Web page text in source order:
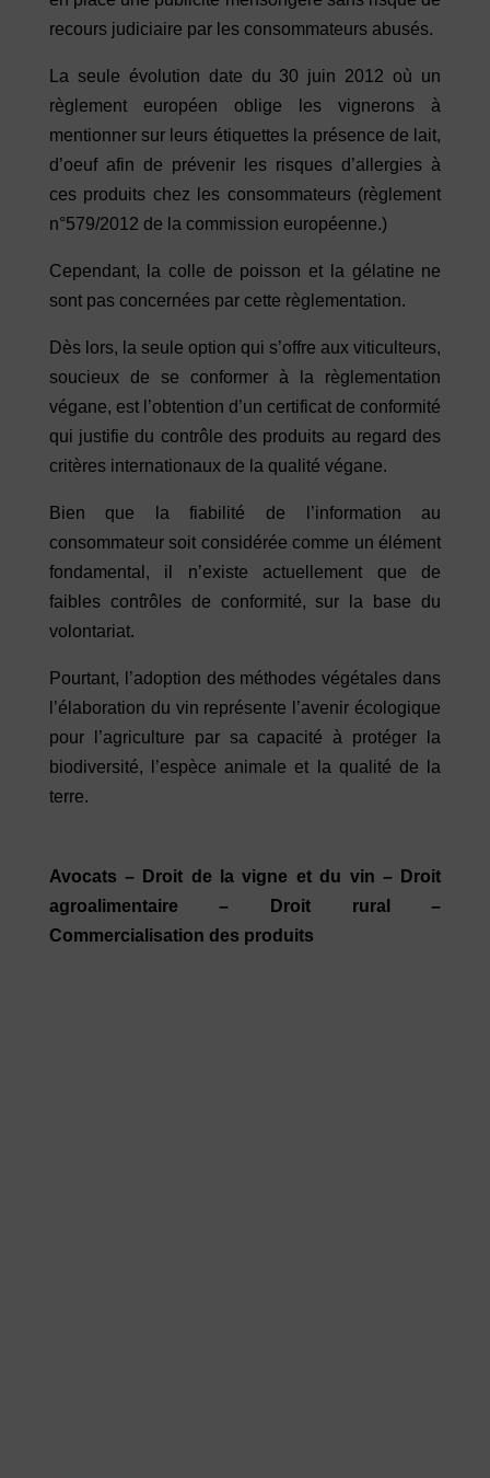
recours judiciaire par les consommateurs abusés.
La seule évolution date du 30 juin 2012 où un
règlement européen oblige les vignerons à
mentionner sur leurs étiquettes la présence de lait,
d’oeuf afin de prévenir les risques d’allergies à
ces produits chez les consommateurs (règlement
n°579/2012 de la commission européenne.)
Cependant, la colle de poisson et la gélatine ne
sont pas concernées par cette règlementation.
Dès lors, la seule option qui s’offre aux viticulteurs,
soucieux de se conformer à la règlementation
végane, est l’obtention d’un certificat de conformité
qui justifie du contrôle des produits au regard des
critères internationaux de la qualité végane.
Bien que la fiabilité de l’information au
consommateur soit considérée comme un élément
fondamental, il n’existe actuellement que de
faibles contrôles de conformité, sur la base du
volontariat.
Pourtant, l’adoption des méthodes végétales dans
l’élaboration du vin représente l’avenir écologique
pour l’agriculture par sa capacité à protéger la
biodiversité, l’espèce animale et la qualité de la
terre.
Avocats – Droit de la vigne et du vin – Droit
agroalimentaire – Droit rural –
Commercialisation des produits